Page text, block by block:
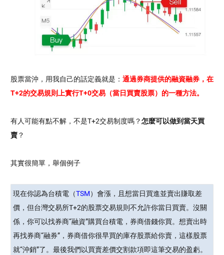
股票當沖，用我自己的話定義就是： 通過券商提供的融資融券，在
T+2的交易規則上實行T+0交易（當日買賣股票）的一種方法。
有人可能有點不解，不是T+2交易制度嗎？怎麼可以做到當天買
賣 ？
其實很簡單，舉個例子
現在你認為台積電（TSM）會漲，且想當日買進並賣出賺取差
價，但台灣交易所T+2的股票交易規則不允許你當日買賣。沒關
係，你可以找券商“融資”購買台積電，券商借錢你買。想賣出時
再找券商“融券”，券商借你很早買的庫存股票給你賣，這樣股票
就“沖銷”了。最後我們以買賣差價交割款項即這筆交易的盈虧。